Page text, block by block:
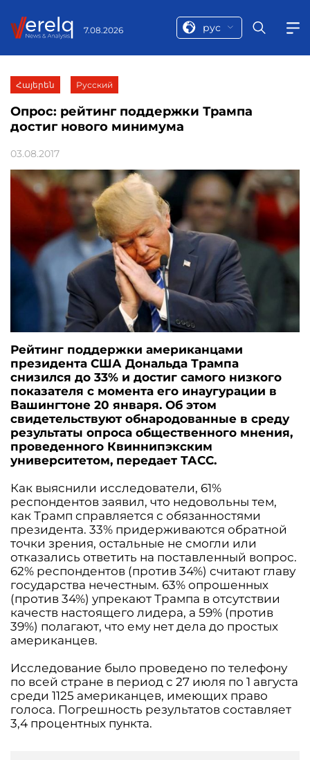
7.08.2026 рус
Հայերեն Русский
Опрос: рейтинг поддержки Трампа
достиг нового минимума
03.08.2017
Рейтинг поддержки американцами
президента США Дональда Трампа
снизился до 33% и достиг самого низкого
показателя с момента его инаугурации в
Вашингтоне 20 января. Об этом
свидетельствуют обнародованные в среду
результаты опроса общественного мнения,
проведенного Квиннипэкским
университетом, передает ТАСС.
Как выяснили исследователи, 61%
респондентов заявил, что недовольны тем,
как Трамп справляется с обязанностями
президента. 33% придерживаются обратной
точки зрения, остальные не смогли или
отказались ответить на поставленный вопрос.
62% респондентов (против 34%) считают главу
государства нечестным. 63% опрошенных
(против 34%) упрекают Трампа в отсутствии
качеств настоящего лидера, а 59% (против
39%) полагают, что ему нет дела до простых
американцев.
Исследование было проведено по телефону
по всей стране в период с 27 июля по 1 августа
среди 1125 американцев, имеющих право
голоса. Погрешность результатов составляет
3,4 процентных пункта.